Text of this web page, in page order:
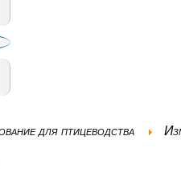
для птицеводства